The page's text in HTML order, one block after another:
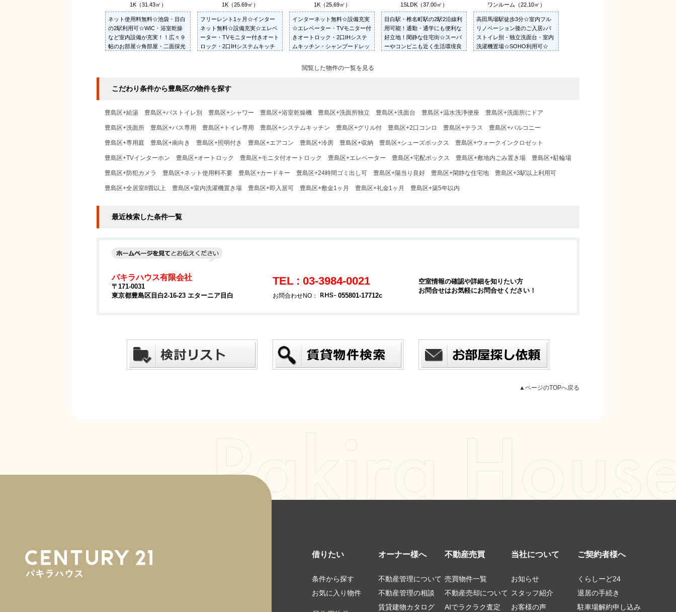
1K（31.43㎡）
ネット使用料無料☆池袋・目白
の2駅利用可☆WIC・浴室乾燥
など室内設備が充実！！広々９
帖のお部屋☆角部屋・二面採光
1K（25.69㎡）
フリーレント1ヶ月☆インター
ネット無料☆設備充実☆エレベ
ーター・TVモニター付きオート
ロック・2口IHシステムキッチ
1K（25.69㎡）
インターネット無料☆設備充実
☆エレベーター・TVモニター付
きオートロック・2口IHシステ
ムキッチン・シャンプードレッ
1SLDK（37.00㎡）
目白駅・椎名町駅の2駅2沿線利
用可能！通勤・通学にも便利な
好立地！閑静な住宅街☆スーパ
ーやコンビニも近く生活環境良
ワンルーム（22.10㎡）
高田馬場駅徒歩3分☆室内フル
リノベーション後のご入居♪バ
ストイレ別・独立洗面台・室内
洗濯機置場☆SOHO利用可☆
閲覧した物件の一覧を見る
こだわり条件から豊島区の物件を探す
豊島区+給湯 豊島区+バストイレ別 豊島区+シャワー 豊島区+浴室乾燥機 豊島区+洗面所独立 豊島区+洗面台 豊島区+温水洗浄便座 豊島区+洗面所にドア
豊島区+洗面所 豊島区+バス専用 豊島区+トイレ専用 豊島区+システムキッチン 豊島区+グリル付 豊島区+2口コンロ 豊島区+テラス 豊島区+バルコニー
豊島区+専用庭 豊島区+南向き 豊島区+照明付き 豊島区+エアコン 豊島区+冷房 豊島区+収納 豊島区+シューズボックス 豊島区+ウォークインクロゼット
豊島区+TVインターホン 豊島区+オートロック 豊島区+モニタ付オートロック 豊島区+エレベーター 豊島区+宅配ボックス 豊島区+敷地内ごみ置き場 豊島区+駐輪場
豊島区+防犯カメラ 豊島区+ネット使用料不要 豊島区+カードキー 豊島区+24時間ゴミ出し可 豊島区+陽当り良好 豊島区+閑静な住宅地 豊島区+3駅以上利用可
豊島区+全居室8畳以上 豊島区+室内洗濯機置き場 豊島区+即入居可 豊島区+敷金1ヶ月 豊島区+礼金1ヶ月 豊島区+築5年以内
最近検索した条件一覧
パキラハウス有限会社
〒171-0031
東京都豊島区目白2-16-23 エターニア目白
TEL : 03-3984-0021
お問合わせNO： 055801-17712c
空室情報の確認や詳細を知りたい方
お問合せはお気軽にお問合せください！
▲ページのTOPへ戻る
借りたい
条件から探す
お気に入り物件
オーナー様へ
不動産管理について
不動産管理の相談
賃貸建物カタログ
不動産売買
売買物件一覧
不動産売却について
AIでラクラク査定
当社について
お知らせ
スタッフ紹介
お客様の声
ご契約者様へ
くらしーど24
退居の手続き
駐車場解約申し込み